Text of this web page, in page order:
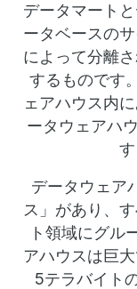
データマート
ータベースの
によって分離
するものです
ェアハウス内
ータウェアハ
データウェア
ス」があり、
ト領域にグル
アハウスは巨
5テラバイト